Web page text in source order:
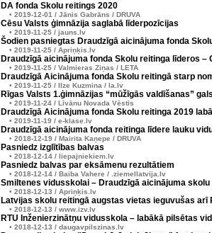
DA fonda Skolu reitings 2020
• 2019-12-01 / Jānis Gabrāns / DRUVA
Cēsu Valsts ģimnāzija saglabā līderpozīcijas
• 2019-11-25 / jauns.lv
Šodien pasniegtas Draudzīgā aicinājuma fonda
• 2019-11-25 / Apriņķis.lv
Draudzīgā aicinājuma fonda Skolu reitinga līderos –
• 2019-11-25 / Valmieras Ziņas / LETA
Draudzīgā Aicinājuma fonda Skolu reitingā starp
• 2019-11-25 / Ilze Kuzmina / la.lv
Rīgas Valsts 1.ģimnāzijas “mūžīgās valdīšanas”
• 2019-11-24 / Līvānu Novada Vēstis
Draudzīgā Aicinājuma fonda Skolu reitinga 2019
• 2019-11-19 / e-klase.lv
Draudzīgā aicinājuma fonda reitinga līdere lauku
• 2018-12-19 / Mairita Kaņepe / DRUVA
Pasniedz izglītības balvas
• 2018-12-14 / liepajniekiem.lv
Pasniedz balvas par eksāmenu rezultātiem
• 2018-12-14 / Baiba Vahere / .ziemellatvija.lv
Smiltenes vidusskolai – Draudzīgā aicinājuma
• 2018-12-13 / Apriņķis.lv
Latvijas skolu reitingā augstas vietas ieguvušas arī
• 2018-12-13 / www.izv.lv
RTU Inženierzinātņu vidusskola – labākā pilsētas
• 2018-12-13 / daugavpilszinas.lv